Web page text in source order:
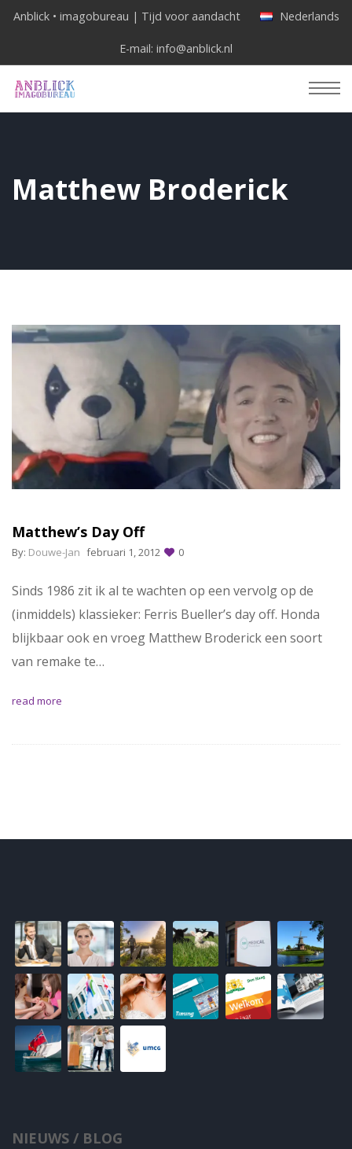
Anblick • imagobureau | Tijd voor aandacht Nederlands
E-mail: info@anblick.nl
Matthew Broderick
Matthew’s Day Off
By: Douwe-Jan februari 1, 2012 0
Sinds 1986 zit ik al te wachten op een vervolg op de
(inmiddels) klassieker: Ferris Bueller’s day off. Honda
blijkbaar ook en vroeg Matthew Broderick een soort
van remake te…
read more
NIEUWS / BLOG